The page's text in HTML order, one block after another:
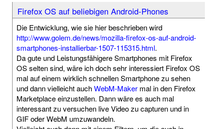
Firefox OS auf beliebigen Android-Phones
Die Entwicklung, wie sie hier beschrieben wird
http://www.golem.de/news/mozilla-firefox-os-auf-android-
smartphones-installierbar-1507-115315.html.
Da gute und Leistungsfähigere Smartphones mit Firefox
OS selten sind, wäre ich doch sehr interessiert Firefox OS
mal auf einem wirklich schnellen Smartphone zu sehen
und dann vielleicht auchWebM-Maker mal in den Firefox
Marketplace einzustellen. Dann wäre es auch mal
interessant zu versuchen live Video zu capturen und in
GIF oder WebM umzuwandeln.